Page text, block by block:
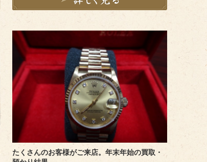
たくさんのお客様がご来店。年末年始の買取・